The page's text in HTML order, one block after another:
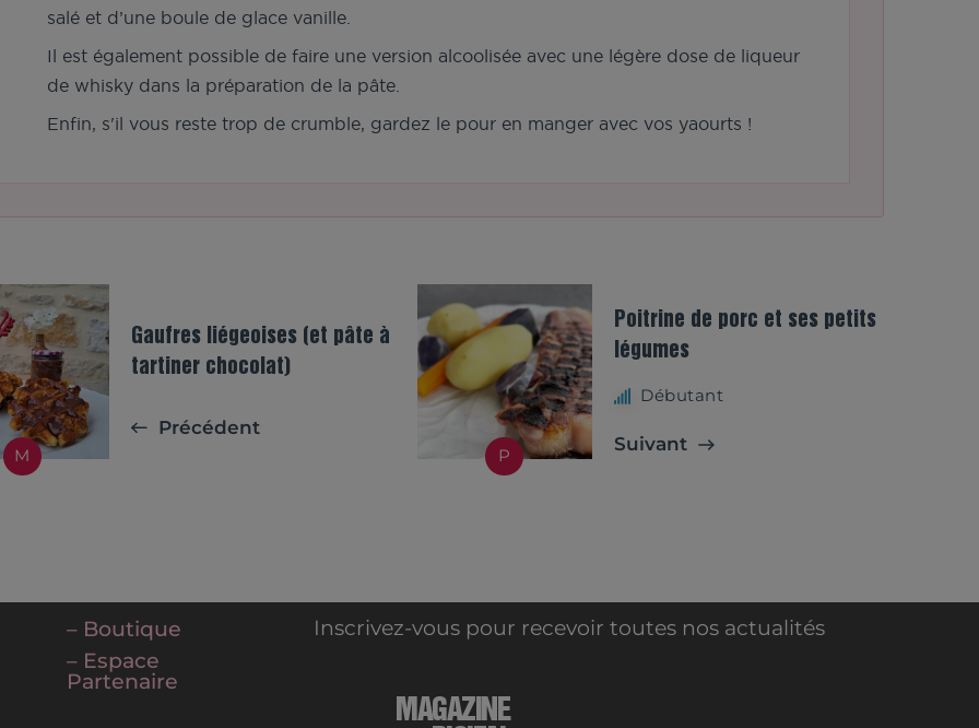
salé et d’une boule de glace vanille.
Il est également possible de faire une version alcoolisée avec une légère dose de liqueur
de whisky dans la préparation de la pâte.
Enfin, s'il vous reste trop de crumble, gardez le pour en manger avec vos yaourts !
M
Gaufres liégeoises (et pâte à
tartiner chocolat)
Précédent
P
Poitrine de porc et ses petits
légumes
Débutant
Suivant
– Boutique
– Espace
Partenaire
Inscrivez-vous pour recevoir toutes nos actualités
MAGAZINE